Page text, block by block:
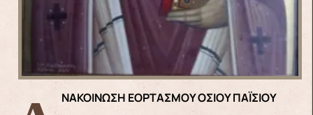
ΑΝΑΚΟΙΝΩΣΗ ΕΟΡΤΑΣΜΟΥ ΟΣΙΟΥ ΠΑΪΣΙΟΥ